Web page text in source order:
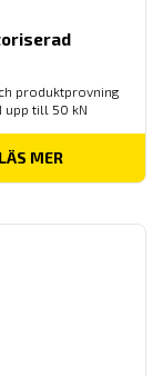
produktprovning
upp till 50 kN
LÄS MER